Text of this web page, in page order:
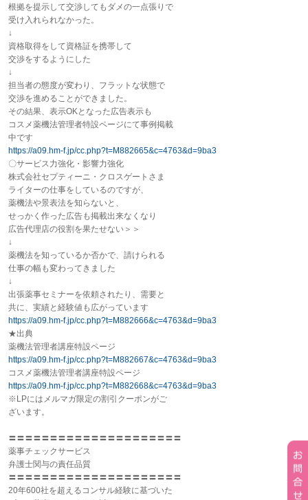
根拠を提示して交渉してもダメの一点張りで
受け入れられなかった。
↓
資格取得をして資格証を携帯して
交渉をするようにした
↓
担当者の態度が変わり、フラットな状態で
交渉を進めることができました。
その結果、表示OKとなった広告表示も
コスメ薬機法管理者特設ページにて事例掲載
中です
https://a09.hm-f.jp/cc.php?t=M882665&c=4763&d=9ba3
〇サービス力強化・影響力強化
株式会社セプティーニ・クロスゲートさま
ライターの仕事をしているのですが、
薬機法や景表法を知らないと、
せっかく作った広告も掲載出来なくなり
広告代理店の役割を果たせない＞＞
↓
薬機法を知っているか否かで、請けられる
仕事の幅も変わってきました
↓
出張薬事セミナーを依頼されたり、需要と
共に、実績と経験値も広がっています
https://a09.hm-f.jp/cc.php?t=M882666&c=4763&d=9ba3
★出典
薬機法管理者講座特設ページ
https://a09.hm-f.jp/cc.php?t=M882667&c=4763&d=9ba3
コスメ薬機法管理者講座特設ページ
https://a09.hm-f.jp/cc.php?t=M882668&c=4763&d=9ba3
※LPにはメルマガ限定の割引クーポンがご
ざいます。
〓〓〓〓〓〓〓〓〓〓〓〓〓〓〓〓〓〓〓〓〓
薬事チェックサービス
弁護士関与の責任品質
〓〓〓〓〓〓〓〓〓〓〓〓〓〓〓〓〓〓〓〓〓
20年600社を超えるコンサル経験に基づいた